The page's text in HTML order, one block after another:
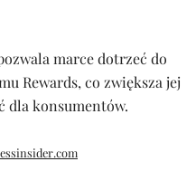
marce dotrzeć do
Rewards, co zwiększa jej
dla konsumentów.